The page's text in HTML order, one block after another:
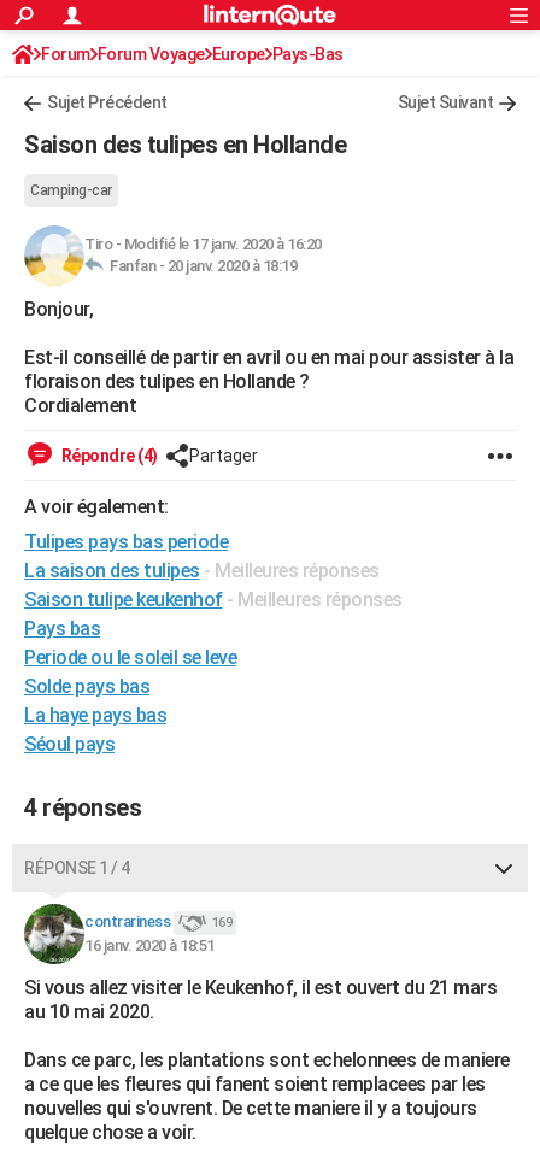
ACTUALITÉS
Politique
Société
Faits Divers
Education
Monde
Villes
+
AUTO
Essais
Réserver un essai
Citadines
Berlines
SUV
Forum auto
+HIGH-TECH
Mobiles
Meilleur smartphone
Internet
Ordinateurs
Jeux vidéo
Guide high-tech
+BRICOLAGE
Forum
Aménagement intérieur
Extérieur
Cuisine
Salle de bains
Jardinage
Rangement
WEEK-END
Guides de France
Escapades
Patrimoine
Expositions
Musées
Week-end nature
+
Art de vivre
Bien-être
Loisirs
Mode
Modes de vie
SANTE
Alimentation
Guide de la santé
Maladies
Médicaments
Sommeil
Destinations
City break
Voyage nature
Voyage de noces
Forum
Climat
+PHOTO
GUIDES D'ACHAT
BONS PLANS
CARTE DE VOEUX
Carte de Noël
Carte Bonne année
Carte Saint-Valentin
Carte Pâques
Carte d'anniversaire
Dictionnaire
Biographies
Citations
Expressions
Proverbes
PROGRAMME TV
COPAINS D'AVANT
S'inscrire
Se connecter
Lycées
Collèges
Primaires
Universités
Entreprises
Service militaire
Avis de recherche
AVIS DE DÉCÈS
FORUM
Bricolage
Lifestyle
Culture
Auto
Television
Voyage
Cinema
S'inscrire
Connexion
Forum Forum Voyage Europe Pays-Bas
Sujet Précédent Sujet Suivant
Saison des tulipes en Hollande
Camping-car
Tiro- Modifié le 17 janv. 2020 à 16:20
Fanfan - 20 janv. 2020 à 18:19
Bonjour,
Est-il conseillé de partir en avril ou en mai pour assister à la
floraison des tulipes en Hollande ?
Cordialement
Répondre (4) Partager
A voir également:
Tulipes pays bas periode
La saison des tulipes - Meilleures réponses
Saison tulipe keukenhof - Meilleures réponses
Pays bas
Periode ou le soleil se leve
Solde pays bas
La haye pays bas
Séoul pays
4 réponses
RÉPONSE 1 / 4
contrariness 169
16 janv. 2020 à 18:51
Si vous allez visiter le Keukenhof, il est ouvert du 21 mars
au 10 mai 2020.
Dans ce parc, les plantations sont echelonnees de maniere
a ce que les fleures qui fanent soient remplacees par les
nouvelles qui s'ouvrent. De cette maniere il y a toujours
quelque chose a voir.